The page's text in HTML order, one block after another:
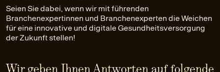
Seien Sie dabei, wenn wir mit führenden
Branchenexpertinnen und Branchenexperten die Weichen
für eine innovative und digitale Gesundheitsversorgung
der Zukunft stellen!
Wir geben Ihnen Antworten auf folgende